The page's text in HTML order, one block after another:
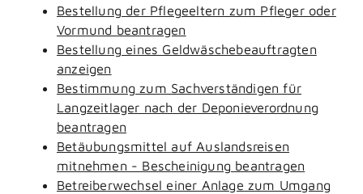
Bestellung der Pflegeeltern zum Pfleger oder
Vormund beantragen
Bestellung eines Geldwäschebeauftragten
anzeigen
Bestimmung zum Sachverständigen für
Langzeitlager nach der Deponieverordnung
beantragen
Betäubungsmittel auf Auslandsreisen
mitnehmen - Bescheinigung beantragen
Betreiberwechsel einer Anlage zum Umgang